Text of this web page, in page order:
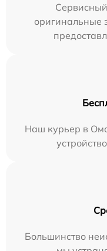
оригинальные
Наш курьер в
Большинство